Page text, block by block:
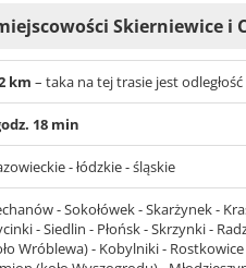
Skierniewice i
km – taka na tej trasie jest
18 min
- łódzkie - śląskie
- Sokołówek - Skarżynek -
- Siedlin - Płońsk - Skrzynki -
Wróblewa) - Kobylniki -